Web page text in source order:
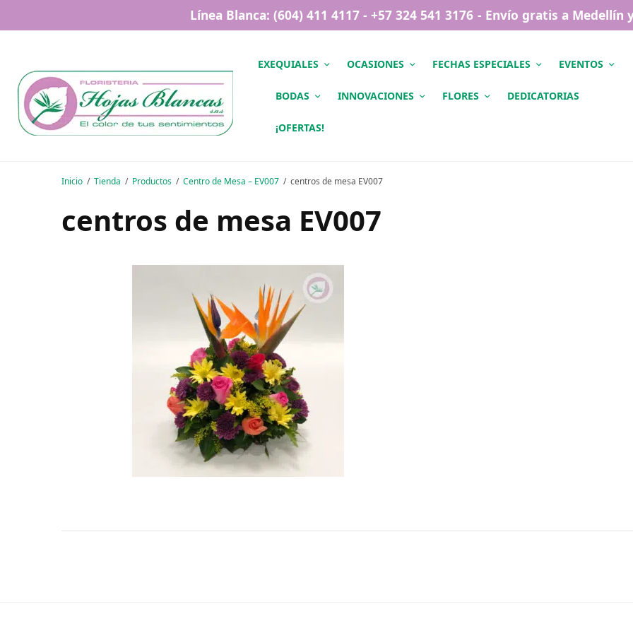
Línea Blanca: (604) 411 4117 - +57 324 541 3176 - Envío gratis a
EXEQUIALES OCASIONES FECHAS ESPECIALES EVENTOS
BODAS INNOVACIONES FLORES DEDICATORIAS
¡OFERTAS!
Inicio Tienda Productos Centro de Mesa – EV007 centros de mesa EV007
centros de mesa EV007